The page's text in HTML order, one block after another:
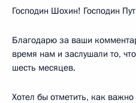
Господин Шохин! Господин
Благодарю за ваши
время нам и заслушали то,
шесть месяцев.
Хотел бы отметить, как